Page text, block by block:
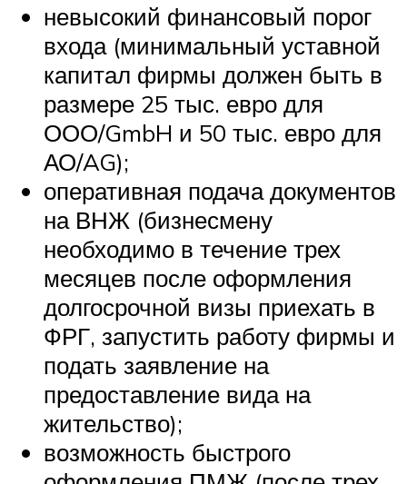
невысокий финансовый порог
входа (минимальный уставной
капитал фирмы должен быть в
размере 25 тыс. евро для
ООО/GmbH и 50 тыс. евро для
АО/AG);
оперативная подача документов
на ВНЖ (бизнесмену
необходимо в течение трех
месяцев после оформления
долгосрочной визы приехать в
ФРГ, запустить работу фирмы и
подать заявление на
предоставление вида на
жительство);
возможность быстрого